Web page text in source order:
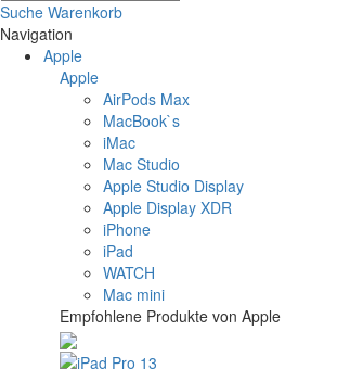
Suche Warenkorb
Navigation
Apple
Apple
AirPods Max
MacBook`s
iMac
Mac Studio
Apple Studio Display
Apple Display XDR
iPhone
iPad
WATCH
Mac mini
Empfohlene Produkte von Apple